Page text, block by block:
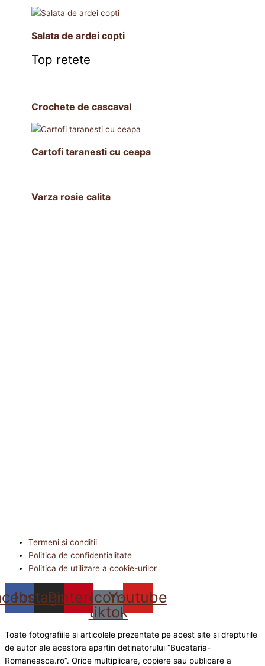
Salata de ardei copti
Top retete
Crochete de cascaval
Cartofi taranesti cu ceapa
Varza rosie calita
Termeni si conditii
Politica de confidentialitate
Politica de utilizare a cookie-urilor
Instagram
Pinterest
Icon-
tiktok
Youtube
Toate fotografiile si articolele prezentate pe acest site si drepturile
de autor ale acestora apartin detinatorului “Bucataria-
Romaneasca.ro”. Orice multiplicare, copiere sau publicare a